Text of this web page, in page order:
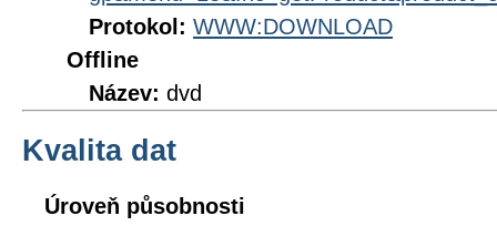
Protokol: WWW:DOWNLOAD
Offline
Název: dvd
Kvalita dat
Úroveň působnosti